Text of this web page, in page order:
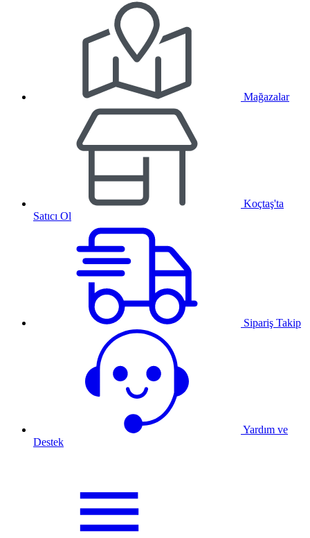
Mağazalar
Koçtaş'ta
Satıcı Ol
Sipariş Takip
Yardım ve
Destek